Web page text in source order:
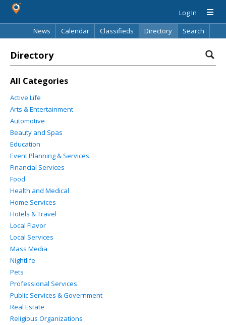
Log In
News
Calendar Classifieds Directory Search
Directory
All Categories
Active Life
Arts & Entertainment
Automotive
Beauty and Spas
Education
Event Planning & Services
Financial Services
Food
Health and Medical
Home Services
Hotels & Travel
Local Flavor
Local Services
Mass Media
Nightlife
Pets
Professional Services
Public Services & Government
Real Estate
Religious Organizations